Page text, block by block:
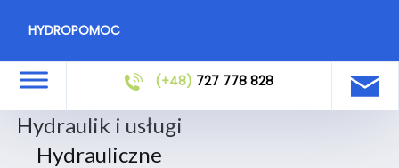
HYDROPOMOC
(+48) 727 778 828
Hydraulik i usługi
Hydrauliczne